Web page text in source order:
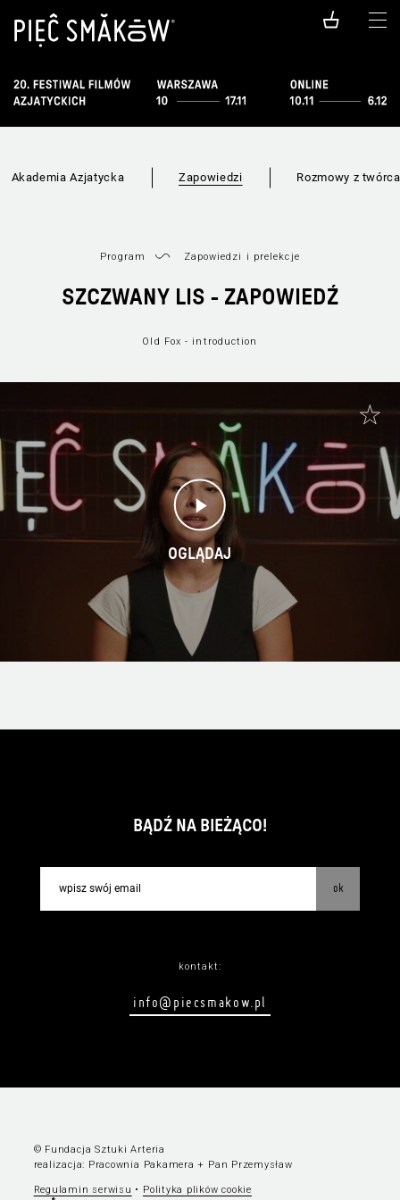
Akademia Azjatycka Zapowiedzi Rozmowy z
Program Zapowiedzi i prelekcje
SZCZWANY LIS - ZAPOWIEDŹ
Old Fox - introduction
OGLĄDAJ
BĄDŹ NA BIEŻĄCO!
ok
kontakt:
info@piecsmakow.pl
© Fundacja Sztuki Arteria
realizacja: Pracownia Pakamera + Pan Przemysław
Regulamin serwisu • Polityka plików cookie